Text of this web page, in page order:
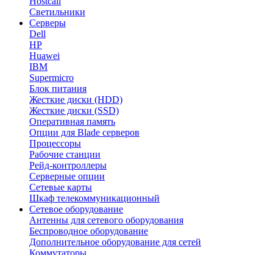
Светильники
Серверы
Dell
HP
Huawei
IBM
Supermicro
Блок питания
Жесткие диски (HDD)
Жесткие диски (SSD)
Оперативная память
Опции для Blade серверов
Процессоры
Рабочие станции
Рейд-контроллеры
Серверные опции
Сетевые карты
Шкаф телекоммуникационный
Сетевое оборудование
Антенны для сетевого оборудования
Беспроводное оборудование
Дополнительное оборудование для сетей
Коммутаторы